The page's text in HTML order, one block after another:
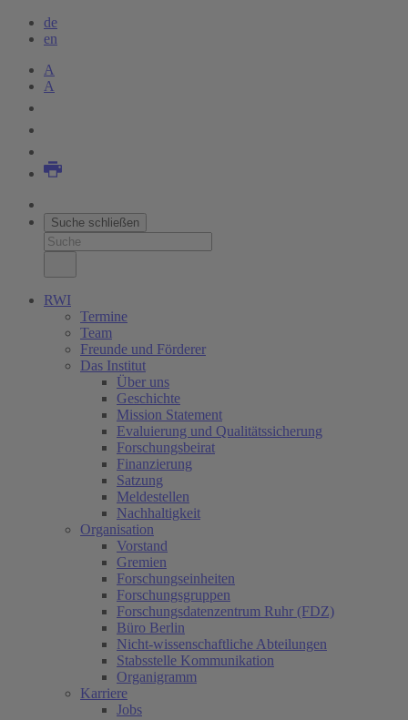
de
en
A
A
Suche schließen
RWI
Termine
Team
Freunde und Förderer
Das Institut
Über uns
Geschichte
Mission Statement
Evaluierung und Qualitätssicherung
Forschungsbeirat
Finanzierung
Satzung
Meldestellen
Nachhaltigkeit
Organisation
Vorstand
Gremien
Forschungseinheiten
Forschungsgruppen
Forschungsdatenzentrum Ruhr (FDZ)
Büro Berlin
Nicht-wissenschaftliche Abteilungen
Stabsstelle Kommunikation
Organigramm
Karriere
Jobs